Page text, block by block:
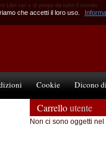
Libri rari e di pregio da tutto il mondo
Cookie Dicono
Carrelloutente
Non ci sono oggetti
che accetti il loro uso.